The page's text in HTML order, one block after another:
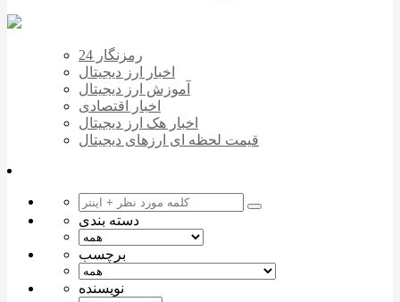
رمزنگار 24
اخبار ارز دیجیتال
آموزش ارز دیجیتال
اخبار اقتصادی
اخبار هک ارز دیجیتال
قیمت لحظه ای ارزهای دیجیتال
دسته بندی
برچسب
نویسنده